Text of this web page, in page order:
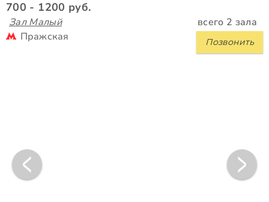
700 - 1200 руб.
Зал Малый всего 2 зала
Позвонить
Пражская